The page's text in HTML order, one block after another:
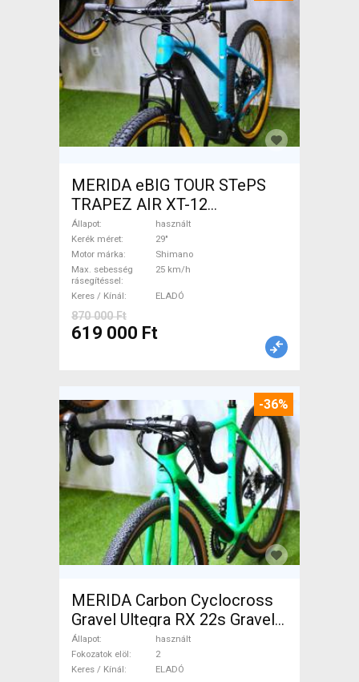
MERIDA eBIG TOUR STePS
TRAPEZ AIR XT-12
Elektromos Mountain Bike
29" elöl teleszkópos Shimano
használt ELADÓ
Állapot
használt
Kerék méret
29"
Motor márka
Shimano
Max. sebesség
rásegítéssel
25 km/h
Keres / Kínál ELADÓ
870 000 Ft
619 000 Ft
-36%
MERIDA Carbon Cyclocross
Gravel Ultegra RX 22s Gravel /
CX tárcsafék használt ELADÓ
Állapot
használt
Fokozatok elöl
2
Keres / Kínál
ELADÓ